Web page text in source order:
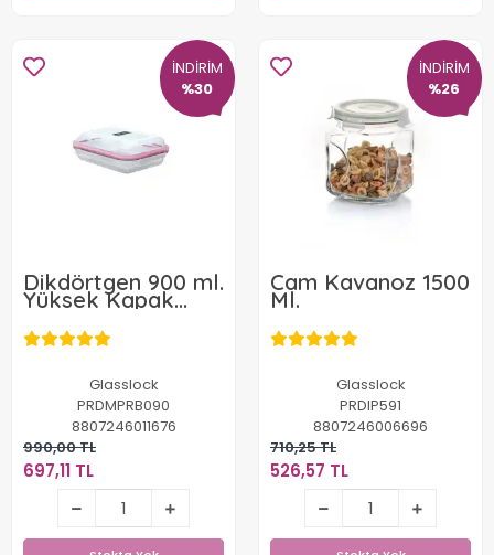
İNDİRİM
%30
Dikdörtgen 900 ml.
Yüksek Kapak
Saklama Kabı
Glasslock
PRDMPRB090
8807246011676
990,00 TL
697,11 TL
697,11 TL
Stokta Yok
İNDİRİM
%26
Cam Kavanoz 1500
Ml.
Glasslock
PRDIP591
8807246006696
710,25 TL
526,57 TL
526,57 TL
Stokta Yok